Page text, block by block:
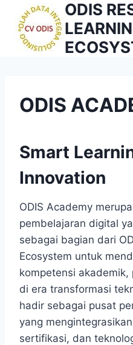
content
ODIS
ODIS
Smart
Innovation
ODIS Academy
pembelajaran digital
sebagai bagian dari
Ecosystem untuk
kompetensi
di era transformasi
hadir sebagai pusat
yang
sertifikasi, dan